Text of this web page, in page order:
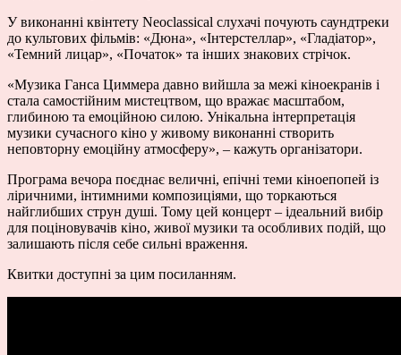
У виконанні квінтету Neoclassical слухачі почують саундтреки
до культових фільмів: «Дюна», «Інтерстеллар», «Гладіатор»,
«Темний лицар», «Початок» та інших знакових стрічок.
«Музика Ганса Циммера давно вийшла за межі кіноекранів і
стала самостійним мистецтвом, що вражає масштабом,
глибиною та емоційною силою. Унікальна інтерпретація
музики сучасного кіно у живому виконанні створить
неповторну емоційну атмосферу», – кажуть організатори.
Програма вечора поєднає величні, епічні теми кінoепопей із
ліричними, інтимними композиціями, що торкаються
найглибших струн душі. Тому цей концерт – ідеальний вибір
для поціновувачів кіно, живої музики та особливих подій, що
залишають після себе сильні враження.
Квитки доступні за цим посиланням.